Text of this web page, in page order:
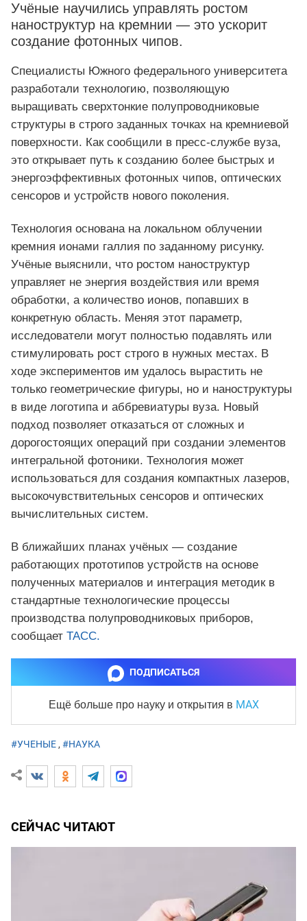
Учёные научились управлять ростом
наноструктур на кремнии — это ускорит
создание фотонных чипов.
Специалисты Южного федерального университета
разработали технологию, позволяющую
выращивать сверхтонкие полупроводниковые
структуры в строго заданных точках на кремниевой
поверхности. Как сообщили в пресс-службе вуза,
это открывает путь к созданию более быстрых и
энергоэффективных фотонных чипов, оптических
сенсоров и устройств нового поколения.
Технология основана на локальном облучении
кремния ионами галлия по заданному рисунку.
Учёные выяснили, что ростом наноструктур
управляет не энергия воздействия или время
обработки, а количество ионов, попавших в
конкретную область. Меняя этот параметр,
исследователи могут полностью подавлять или
стимулировать рост строго в нужных местах. В
ходе экспериментов им удалось вырастить не
только геометрические фигуры, но и наноструктуры
в виде логотипа и аббревиатуры вуза. Новый
подход позволяет отказаться от сложных и
дорогостоящих операций при создании элементов
интегральной фотоники. Технология может
использоваться для создания компактных лазеров,
высокочувствительных сенсоров и оптических
вычислительных систем.
В ближайших планах учёных — создание
работающих прототипов устройств на основе
полученных материалов и интеграция методик в
стандартные технологические процессы
производства полупроводниковых приборов,
сообщает ТАСС.
ПОДПИСАТЬСЯ
Ещё больше про науку и открытия в MAX
#УЧЕНЫЕ, #НАУКА
СЕЙЧАС ЧИТАЮТ